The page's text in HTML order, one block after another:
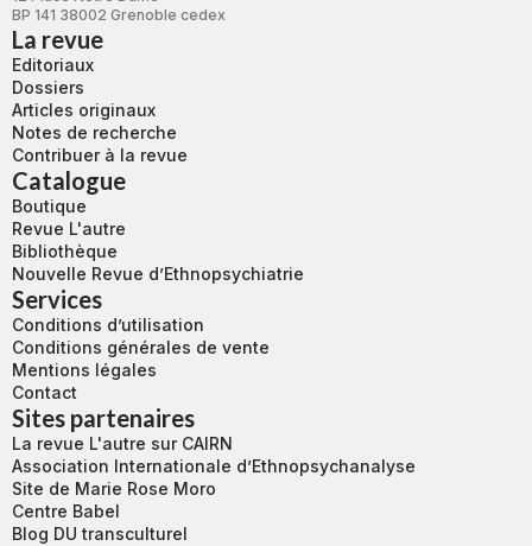
BP 141 38002 Grenoble cedex
La revue
Editoriaux
Dossiers
Articles originaux
Notes de recherche
Contribuer à la revue
Catalogue
Boutique
Revue L'autre
Bibliothèque
Nouvelle Revue d’Ethnopsychiatrie
Services
Conditions d’utilisation
Conditions générales de vente
Mentions légales
Contact
Sites partenaires
La revue L'autre sur CAIRN
Association Internationale d’Ethnopsychanalyse
Site de Marie Rose Moro
Centre Babel
Blog DU transculturel